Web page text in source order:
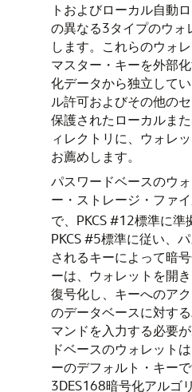
トおよびローカル自動
の異なる3タイプのウォ
します。これらのウォ
マスター・キーを外部
化データから独立して
ル許可およびその他の
保護されたローカルま
ィレクトリに、ウォレ
お薦めします。
パスワードベースのウ
ー・ストレージ・ファ
で、PKCS #12標準に準
PKCS #5標準に従い、
されるキーによって暗
ーは、ウォレットを開
復号化し、キーへのア
のデータベースに対す
マンドを入力する必要
ドベースのウォレット
ーのデフォルト・キー
3DES168暗号化アルゴ